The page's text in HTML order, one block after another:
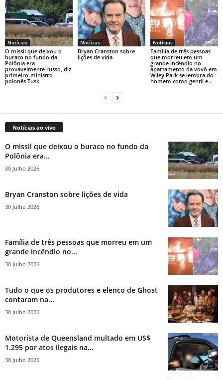
Notícias
O míssil que deixou o
buraco no fundo da
Polônia era
provavelmente russo, diz
primeiro-ministro
polonês Tusk
Notícias
Bryan Cranston sobre
lições de vida
Notícias
Família de três pessoas
que morreu em um
grande incêndio no
apartamento da vovó em
Wiley Park se lembra do
homem como gentil e...
Notícias ao vivo
O míssil que deixou o buraco no fundo da
Polônia era...
30 Julho 2026
Bryan Cranston sobre lições de vida
30 Julho 2026
Família de três pessoas que morreu em um
grande incêndio no...
30 Julho 2026
Tudo o que os produtores e elenco de Ghost
contaram na...
30 Julho 2026
Motorista de Queensland multado em US$
1.295 por atos ilegais na...
30 Julho 2026